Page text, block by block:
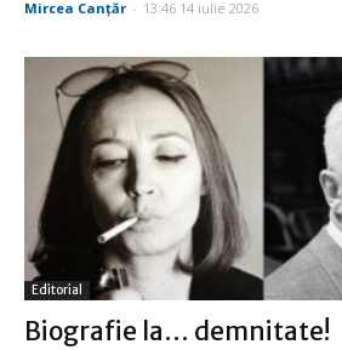
Mircea Canţăr - 13:46 14 iulie 2026
Editorial
Biografie la… demnitate!